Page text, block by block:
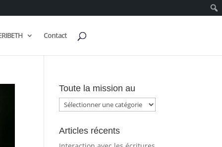
Contact
Toute la mission au
Toute
la
mission
au
Articles récents